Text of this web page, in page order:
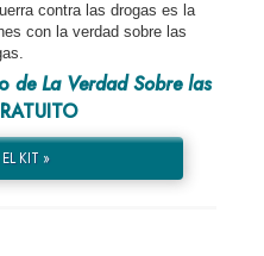
contra las drogas es la
con la verdad sobre las
de La Verdad Sobre las
KIT »